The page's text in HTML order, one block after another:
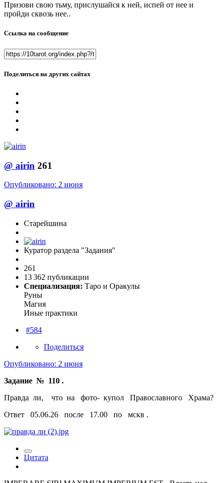
Призови свою тьму, прислушайся к ней, испей от нее и
пройди сквозь нее..
Ссылка на сообщение
Поделиться на других сайтах
@ airin 261
Опубликовано: 2 июня
@ airin
Старейшина
Куратор раздела "Задания"
261
13 362 публикации
Специализация: Таро и Оракулы
Руны
Магия
Иные практики
#584
Поделиться
Опубликовано: 2 июня
Задание № 110 .
Правда ли, что на фото- купол Православного Храма?
Ответ 05.06.26 после 17.00 по мскв .
Цитата